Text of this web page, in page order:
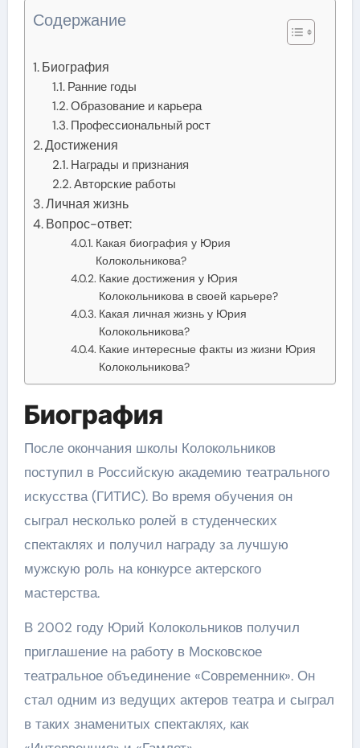
Содержание
Биография
Ранние годы
Образование и карьера
Профессиональный рост
Достижения
Награды и признания
Авторские работы
Личная жизнь
Вопрос-ответ:
Какая биография у Юрия
Колокольникова?
Какие достижения у Юрия
Колокольникова в своей карьере?
Какая личная жизнь у Юрия
Колокольникова?
Какие интересные факты из жизни Юрия
Колокольникова?
Биография
После окончания школы Колокольников
поступил в Российскую академию театрального
искусства (ГИТИС). Во время обучения он
сыграл несколько ролей в студенческих
спектаклях и получил награду за лучшую
мужскую роль на конкурсе актерского
мастерства.
В 2002 году Юрий Колокольников получил
приглашение на работу в Московское
театральное объединение «Современник». Он
стал одним из ведущих актеров театра и сыграл
в таких знаменитых спектаклях, как